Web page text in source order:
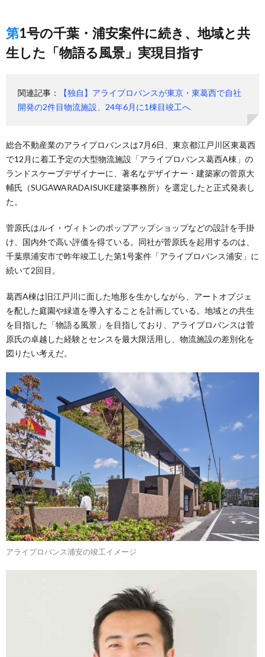
第1号の千葉・浦安案件に続き、地域と共
生した「物語る風景」実現目指す
関連記事：
【独自】アライプロバンスが東京・東葛西で自社
開発の2件目物流施設、24年6月に1棟目竣工へ
総合不動産業のアライプロバンスは7月6日、東京都江戸川区東葛西
で12月に着工予定の大型物流施設「アライプロバンス葛西A棟」の
ランドスケープデザイナーに、著名なデザイナー・建築家の菅原大
輔氏（SUGAWARADAISUKE建築事務所）を選定したと正式発表し
た。
菅原氏はルイ・ヴィトンのポップアップショップなどの設計を手掛
け、国内外で高い評価を得ている。同社が菅原氏を起用するのは、
千葉県浦安市で昨年竣工した第1号案件「アライプロバンス浦安」に
続いて2回目。
葛西A棟は旧江戸川に面した地形を生かしながら、アートオブジェ
を配した庭園や緑道を導入することを計画している。地域との共生
を目指した「物語る風景」を目指しており、アライプロバンスは菅
原氏の卓越した経験とセンスを最大限活用し、物流施設の差別化を
図りたい考えだ。
アライプロバンス浦安の竣工イメージ